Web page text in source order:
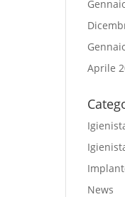
Aprile
News